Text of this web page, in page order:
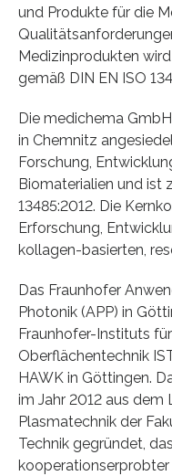
und Produkte für die
Medizinprodukten
gemäß DIN EN ISO
Die medichema
in Chemnitz
Forschung,
Biomaterialien und ist
13485:2012. Die
Erforschung,
kollagen-basierten,
Das Fraunhofer
Photonik (APP) in
Fraunhofer-Instituts
Oberflächentechnik
HAWK in Göttingen.
im Jahr 2012 aus dem
Plasmatechnik der
Technik gegründet,